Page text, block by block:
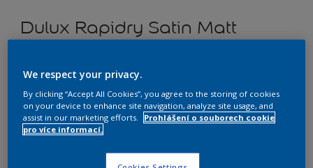
Dulux Rapidry Satin Matt
E0.03.84
Změnit odstín
We respect your privacy.
By clicking “Accept All Cookies”, you agree to the storing of cookies
on your device to enhance site navigation, analyze site usage, and
assist in our marketing efforts.
Prohlášení o souborech cookie
pro více informací.